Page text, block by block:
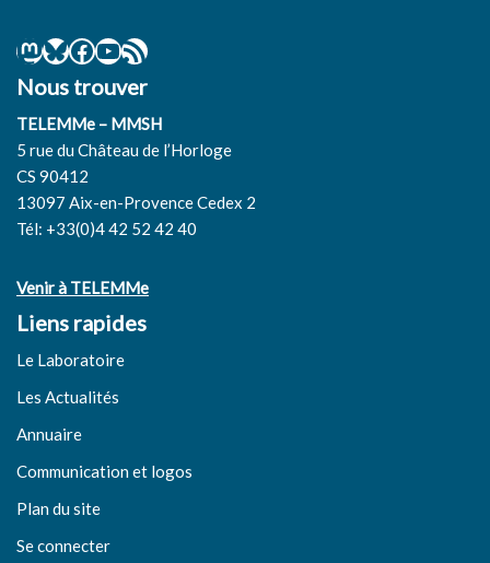
Nous trouver
TELEMMe – MMSH
5 rue du Château de l’Horloge
CS 90412
13097 Aix-en-Provence Cedex 2
Tél: +33(0)4 42 52 42 40
Venir à TELEMMe
Liens rapides
Le Laboratoire
Les Actualités
Annuaire
Communication et logos
Plan du site
Se connecter